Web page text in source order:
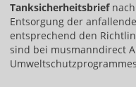
Tanksicherheitsbriefnach
Entsorgung der
entsprechend den
sind bei musmanndirect